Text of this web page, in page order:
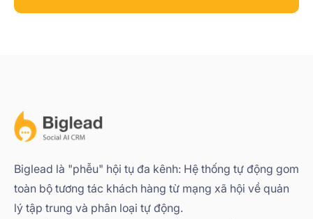
Biglead là "phễu" hội tụ đa kênh: Hệ thống tự động gom
toàn bộ tương tác khách hàng từ mạng xã hội về quản
lý tập trung và phân loại tự động.